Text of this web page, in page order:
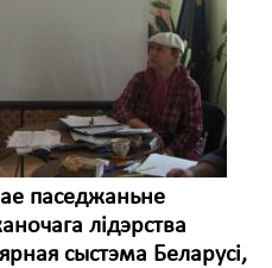
паседжаньне
лідэрства
сыстэма Беларусі,